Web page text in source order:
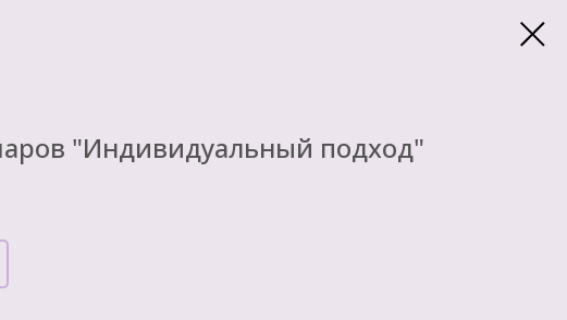
"Индивидуальный подход"